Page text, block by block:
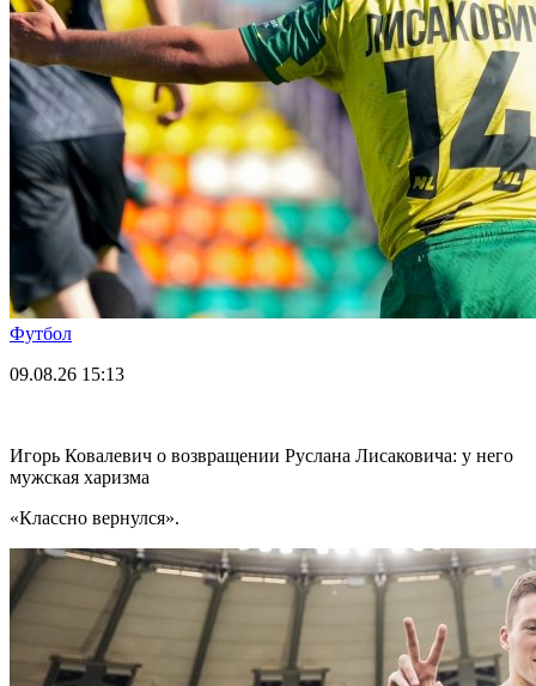
Футбол
09.08.26 15:13
Игорь Ковалевич о возвращении Руслана Лисаковича: у него
мужская харизма
«Классно вернулся».